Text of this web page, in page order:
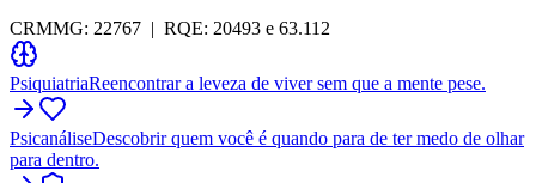
CRMMG: 22767 | RQE: 20493 e 63.112
PsiquiatriaReencontrar a leveza de viver sem que a mente pese.
PsicanáliseDescobrir quem você é quando para de ter medo de olhar
para dentro.